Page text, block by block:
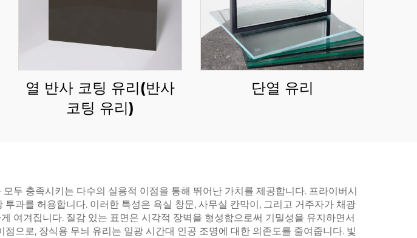
열 반사 코팅 유리(반사
코팅 유리)
단열 유리
두 충족시키는 다수의 실용적 이점을 통해 뛰어난 가치를 제공합니다. 프라이버시
과를 허용합니다. 이러한 특성은 욕실 창문, 사무실 칸막이, 그리고 거주자가 채광
여겨집니다. 질감 있는 표면은 시각적 장벽을 형성함으로써 기밀성을 유지하면서
으로, 장식용 무늬 유리는 일광 시간대 인공 조명에 대한 의존도를 줄여줍니다. 빛